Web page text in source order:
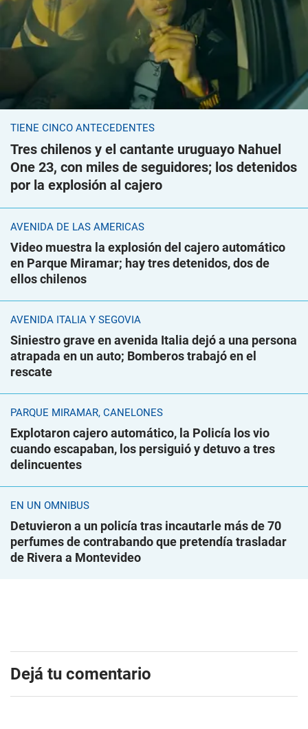
TIENE CINCO ANTECEDENTES
Tres chilenos y el cantante uruguayo Nahuel
One 23, con miles de seguidores; los detenidos
por la explosión al cajero
AVENIDA DE LAS AMÉRICAS
Video muestra la explosión del cajero automático
en Parque Miramar; hay tres detenidos, dos de
ellos chilenos
AVENIDA ITALIA Y SEGOVIA
Siniestro grave en avenida Italia dejó a una persona
atrapada en un auto; Bomberos trabajó en el
rescate
PARQUE MIRAMAR, CANELONES
Explotaron cajero automático, la Policía los vio
cuando escapaban, los persiguió y detuvo a tres
delincuentes
EN UN ÓMNIBUS
Detuvieron a un policía tras incautarle más de 70
perfumes de contrabando que pretendía trasladar
de Rivera a Montevideo
Dejá tu comentario